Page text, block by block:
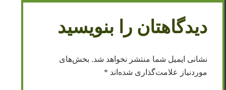
دیدگاهتان را بنویسید
نشانی ایمیل شما منتشر نخواهد شد. بخش‌های
موردنیاز علامت‌گذاری شده‌اند *